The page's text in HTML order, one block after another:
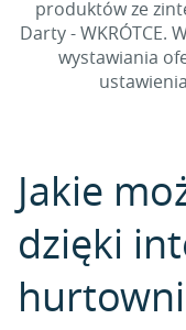
produktów ze
Darty - WKRÓTCE.
wystawiania
Jakie
dzięki